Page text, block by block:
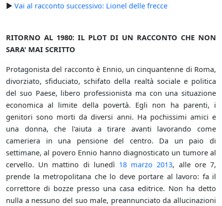
► Vai al racconto successivo: Lionel delle frecce
RITORNO AL 1980: IL PLOT DI UN RACCONTO CHE NON
SARA' MAI SCRITTO
Protagonista del racconto è Ennio, un cinquantenne di Roma,
divorziato, sfiduciato, schifato della realtà sociale e politica
del suo Paese, libero professionista ma con una situazione
economica al limite della povertà. Egli non ha parenti, i
genitori sono morti da diversi anni. Ha pochissimi amici e
una donna, che l'aiuta a tirare avanti lavorando come
cameriera in una pensione del centro. Da un paio di
settimane, al povero Ennio hanno diagnosticato un tumore al
cervello. Un mattino di lunedì 18 marzo 2013, alle ore 7,
prende la metropolitana che lo deve portare al lavoro: fa il
correttore di bozze presso una casa editrice. Non ha detto
nulla a nessuno del suo male, preannunciato da allucinazioni